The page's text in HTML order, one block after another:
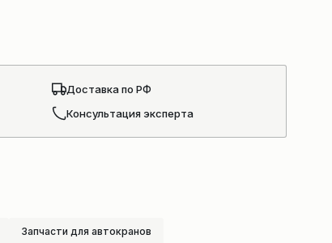
Доставка по РФ
Консультация эксперта
Запчасти для автокранов